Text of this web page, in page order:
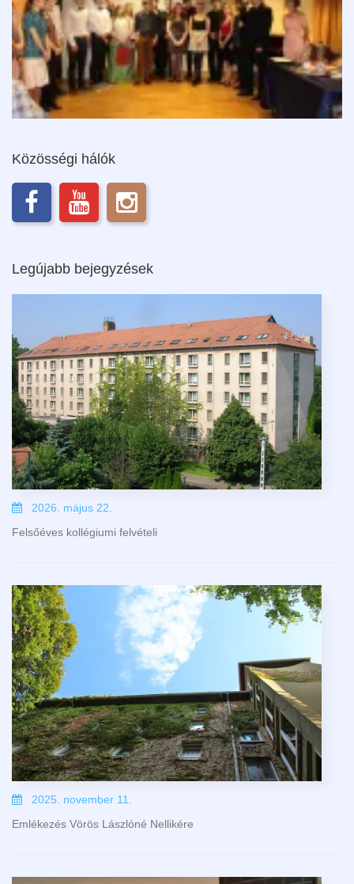
Közösségi hálók
Legújabb bejegyzések
2026. május 22.
Felsőéves kollégiumi felvételi
2025. november 11.
Emlékezés Vörös Lászlóné Nellikére